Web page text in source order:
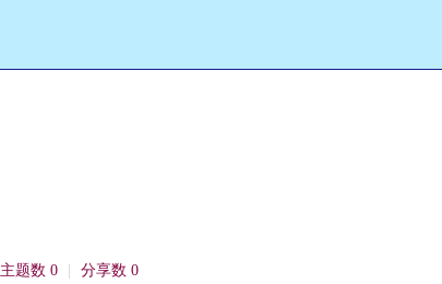
主题数 0 分享数 0